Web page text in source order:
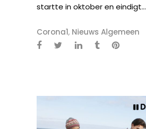
startte in oktober en eindigt...
Corona1, Nieuws Algemeen